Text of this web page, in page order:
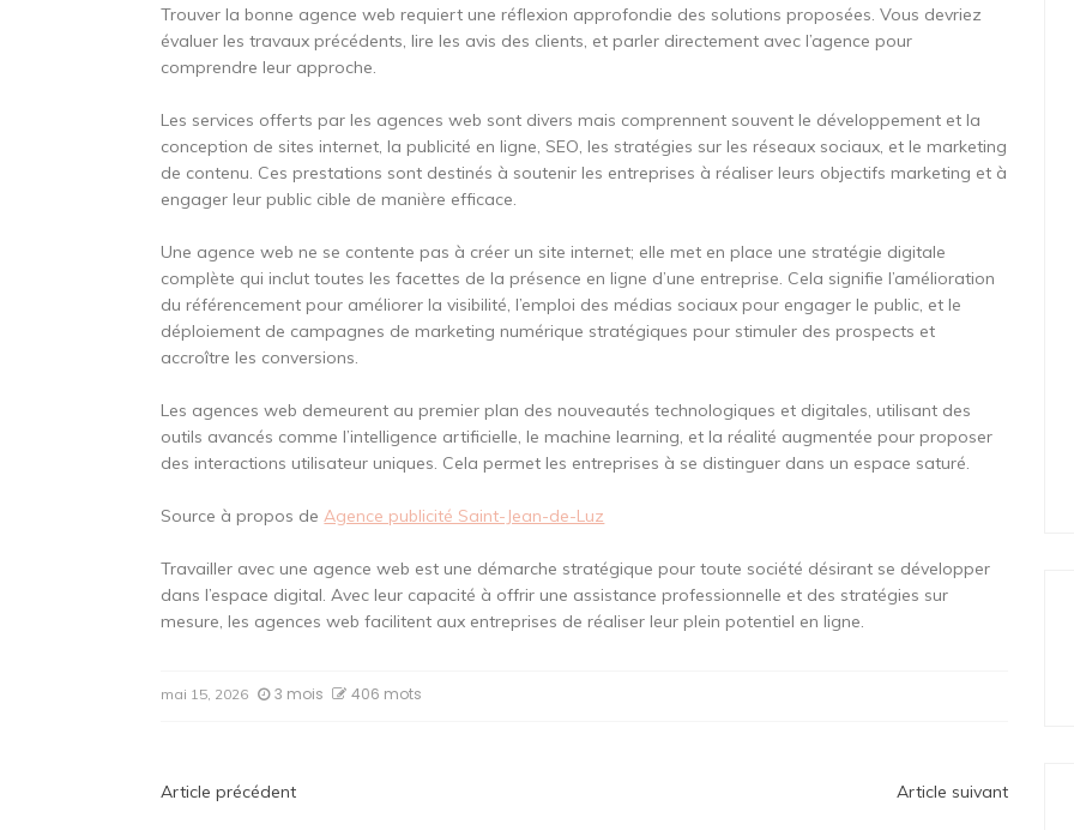
Trouver la bonne agence web requiert une réflexion approfondie des solutions proposées. Vous devriez
évaluer les travaux précédents, lire les avis des clients, et parler directement avec l’agence pour
comprendre leur approche.
Les services offerts par les agences web sont divers mais comprennent souvent le développement et la
conception de sites internet, la publicité en ligne, SEO, les stratégies sur les réseaux sociaux, et le marketing
de contenu. Ces prestations sont destinés à soutenir les entreprises à réaliser leurs objectifs marketing et à
engager leur public cible de manière efficace.
Une agence web ne se contente pas à créer un site internet; elle met en place une stratégie digitale
complète qui inclut toutes les facettes de la présence en ligne d’une entreprise. Cela signifie l’amélioration
du référencement pour améliorer la visibilité, l’emploi des médias sociaux pour engager le public, et le
déploiement de campagnes de marketing numérique stratégiques pour stimuler des prospects et
accroître les conversions.
Les agences web demeurent au premier plan des nouveautés technologiques et digitales, utilisant des
outils avancés comme l’intelligence artificielle, le machine learning, et la réalité augmentée pour proposer
des interactions utilisateur uniques. Cela permet les entreprises à se distinguer dans un espace saturé.
Source à propos deAgence publicité Saint-Jean-de-Luz
Travailler avec une agence web est une démarche stratégique pour toute société désirant se développer
dans l’espace digital. Avec leur capacité à offrir une assistance professionnelle et des stratégies sur
mesure, les agences web facilitent aux entreprises de réaliser leur plein potentiel en ligne.
mai 15, 2026 3 mois 406 mots
Navigation
Article précédent Article suivant